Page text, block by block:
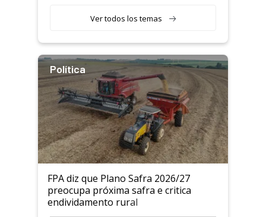
Ver todos los temas
Política
FPA diz que Plano Safra 2026/27
preocupa próxima safra e critica
endividamento rural